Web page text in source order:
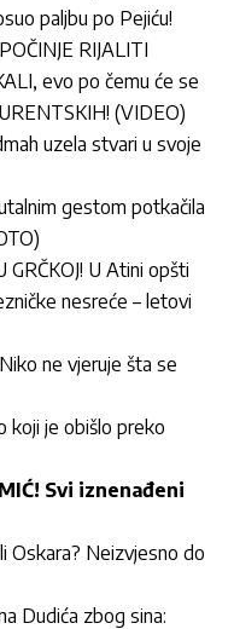
paljbu po Pejiću!
RIJALITI
evo po čemu će se
(VIDEO)
uzela stvari u svoje
gestom potkačila
U Atini opšti
nesreće – letovi
ne vjeruje šta se
koji je obišlo preko
Svi iznenađeni
Oskara? Neizvjesno do
Dudića zbog sina: